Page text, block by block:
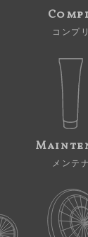
コンプ
メンテ